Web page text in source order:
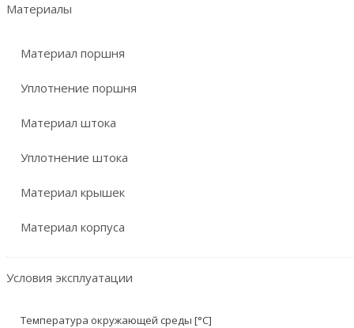
Материалы
Материал поршня
Уплотнение поршня
Материал штока
Уплотнение штока
Материал крышек
Материал корпуса
Условия эксплуатации
Температура окружающей среды [°C]